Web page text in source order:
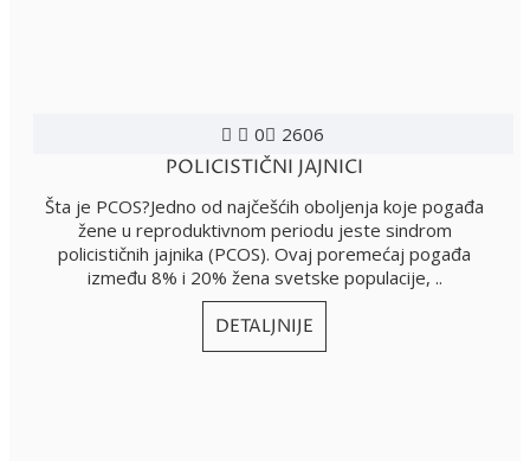
0 2606
POLICISTIČNI JAJNICI
Šta je PCOS?Jedno od najčešćih oboljenja koje pogađa
žene u reproduktivnom periodu jeste sindrom
policističnih jajnika (PCOS). Ovaj poremećaj pogađa
između 8% i 20% žena svetske populacije, ..
DETALJNIJE